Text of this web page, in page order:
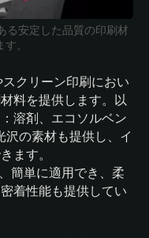
る安定した品質の印刷材
。
クリーン印刷におい
料を提供します。以
溶剤、エコソルベン
沢の素材も提供し、イ
ます。
簡単に適用でき、柔
着性能も提供してい